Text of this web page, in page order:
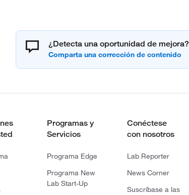
¿Detecta una oportunidad de mejora?
Programas y
Servicios
Programa Edge
Programa New
Lab Start-Up
Conéctese
con nosotros
Lab Reporter
News Corner
Suscríbase a las